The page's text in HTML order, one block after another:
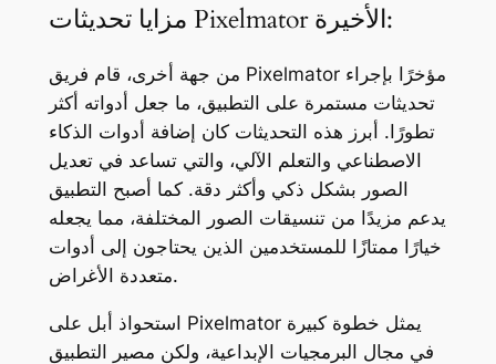
مزايا تحديثات Pixelmator الأخيرة:
من جهة أخرى، قام فريق Pixelmator مؤخرًا بإجراء
تحديثات مستمرة على التطبيق، ما جعل أدواته أكثر
تطورًا. أبرز هذه التحديثات كان إضافة أدوات الذكاء
الاصطناعي والتعلم الآلي، والتي تساعد في تعديل
الصور بشكل ذكي وأكثر دقة. كما أصبح التطبيق
يدعم مزيدًا من تنسيقات الصور المختلفة، مما يجعله
خيارًا ممتازًا للمستخدمين الذين يحتاجون إلى أدوات
متعددة الأغراض.
استحواذ أبل على Pixelmator يمثل خطوة كبيرة
في مجال البرمجيات الإبداعية، ولكن مصير التطبيق